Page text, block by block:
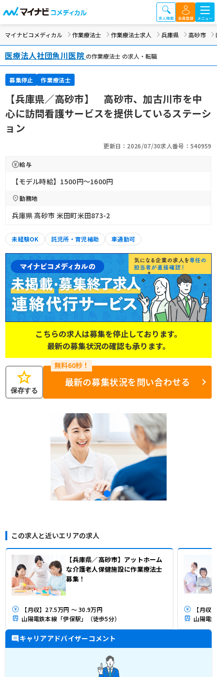
マイナビコメディカル 作業療法士 作業療法士求人 兵庫県 高砂市
医療法人社団魚川医院 の作業療法士 の求人・転職
募集停止 作業療法士
【兵庫県／高砂市】 高砂市、加古川市を中
心に訪問看護サービスを提供しているステーシ
ョン
更新日：2026/07/30求人番号：540959
給与
【モデル時給】1500円〜1600円
勤務地
兵庫県 高砂市 米田町米田873-2
未経験OK 託児所・育児補助 車通勤可
こちらの求人は募集を停止しております。
最新の募集状況の確認も承ります。
star
保存する
最新の募集状況を問い合わせる
この求人と近いエリアの求人
【兵庫県／高砂市】アットホーム
な介護老人保健施設に作業療法士
募集！
【月収】27.5万円 ～ 30.9万円
山陽電鉄本線「伊保駅」（徒歩5分）
【月収
山陽電
キャリアアドバイザーコメント